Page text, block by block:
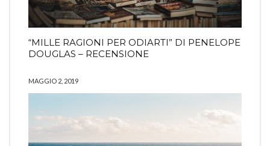
“MILLE RAGIONI PER ODIARTI” DI PENELOPE
DOUGLAS – RECENSIONE
MAGGIO 2, 2019